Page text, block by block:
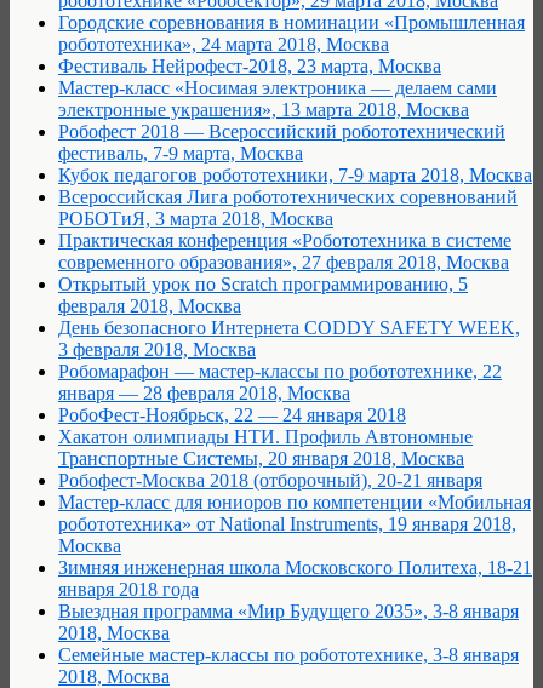
Городские соревнования в номинации «Промышленная
робототехника», 24 марта 2018, Москва
Фестиваль Нейрофест-2018, 23 марта, Москва
Мастер-класс «Носимая электроника — делаем сами
электронные украшения», 13 марта 2018, Москва
Робофест 2018 — Всероссийский робототехнический
фестиваль, 7-9 марта, Москва
Кубок педагогов робототехники, 7-9 марта 2018, Москва
Всероссийская Лига робототехнических соревнований
РОБОТиЯ, 3 марта 2018, Москва
Практическая конференция «Робототехника в системе
современного образования», 27 февраля 2018, Москва
Открытый урок по Scratch программированию, 5
февраля 2018, Москва
День безопасного Интернета CODDY SAFETY WEEK,
3 февраля 2018, Москва
Робомарафон — мастер-классы по робототехнике, 22
января — 28 февраля 2018, Москва
РобоФест-Ноябрьск, 22 — 24 января 2018
Хакатон олимпиады НТИ. Профиль Автономные
Транспортные Системы, 20 января 2018, Москва
Робофест-Москва 2018 (отборочный), 20-21 января
Мастер-класс для юниоров по компетенции «Мобильная
робототехника» от National Instruments, 19 января 2018,
Москва
Зимняя инженерная школа Московского Политеха, 18-21
января 2018 года
Выездная программа «Мир Будущего 2035», 3-8 января
2018, Москва
Семейные мастер-классы по робототехнике, 3-8 января
2018, Москва